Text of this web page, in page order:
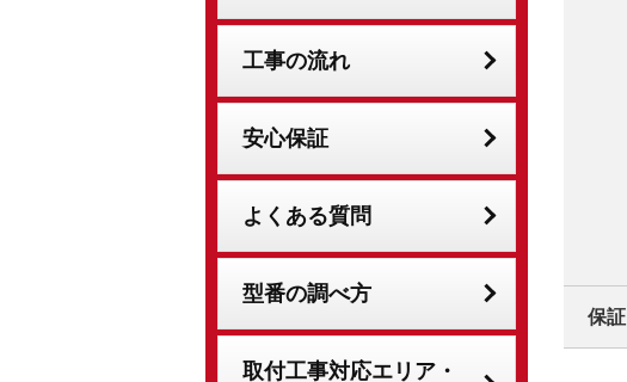
保証
工事の流れ
安心保証
よくある質問
型番の調べ方
取付工事対応エリア・